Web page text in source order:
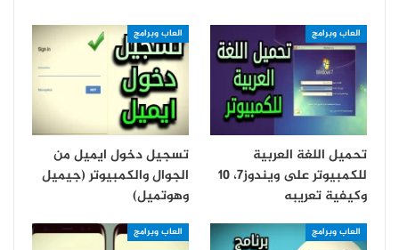
العاب وبرامج
تحميل اللغة العربية
للكمبيوتر على ويندوز7، 10
وكيفية تعريبه
العاب وبرامج
تسجيل دخول ايميل من
الجوال والكمبيوتر (جيميل
وهوتميل)
العاب وبرامج العاب وبرامج